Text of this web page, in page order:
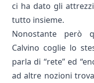
ci ha dato gli
tutto insieme.
Nonostante però
Calvino coglie lo
parla di “rete” ed
ad altre nozioni